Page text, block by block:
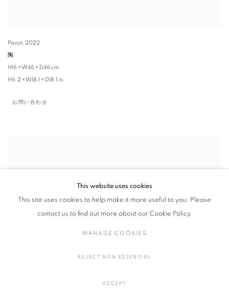
Pavot, 2022
陶
H16 × W46 × D46 cm
H6.2 × W18.1 × D18.1 in.
お問い合わせ
This website uses cookies
This site uses cookies to help make it more useful to you. Please
contact us to find out more about our Cookie Policy.
MANAGE COOKIES
REJECT NON ESSENTIAL
ACCEPT